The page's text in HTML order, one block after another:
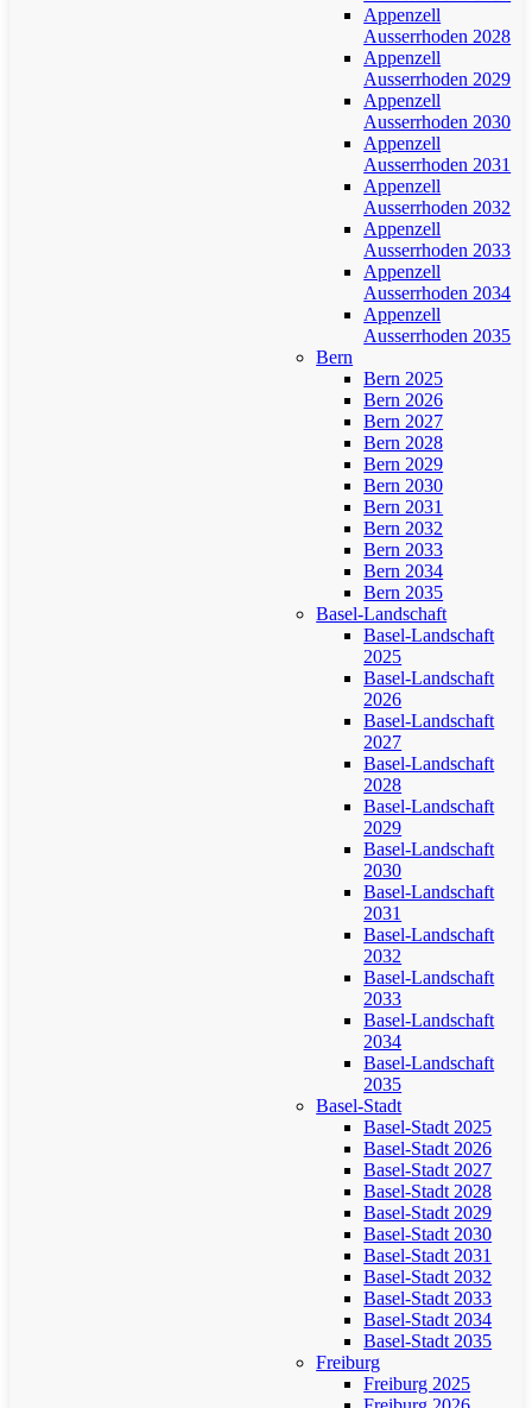
Appenzell
Ausserrhoden 2028
Appenzell
Ausserrhoden 2029
Appenzell
Ausserrhoden 2030
Appenzell
Ausserrhoden 2031
Appenzell
Ausserrhoden 2032
Appenzell
Ausserrhoden 2033
Appenzell
Ausserrhoden 2034
Appenzell
Ausserrhoden 2035
Bern
Bern 2025
Bern 2026
Bern 2027
Bern 2028
Bern 2029
Bern 2030
Bern 2031
Bern 2032
Bern 2033
Bern 2034
Bern 2035
Basel-Landschaft
Basel-Landschaft
2025
Basel-Landschaft
2026
Basel-Landschaft
2027
Basel-Landschaft
2028
Basel-Landschaft
2029
Basel-Landschaft
2030
Basel-Landschaft
2031
Basel-Landschaft
2032
Basel-Landschaft
2033
Basel-Landschaft
2034
Basel-Landschaft
2035
Basel-Stadt
Basel-Stadt 2025
Basel-Stadt 2026
Basel-Stadt 2027
Basel-Stadt 2028
Basel-Stadt 2029
Basel-Stadt 2030
Basel-Stadt 2031
Basel-Stadt 2032
Basel-Stadt 2033
Basel-Stadt 2034
Basel-Stadt 2035
Freiburg
Freiburg 2025